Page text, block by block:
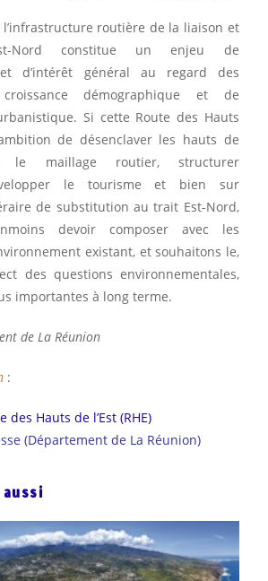
l’infrastructure routière de la liaison et
Nord constitue un enjeu de
et d’intérêt général au regard des
démographique et de
Si cette Route des Hauts
de désenclaver les hauts de
le maillage routier, structurer
le tourisme et bien sur
de substitution au trait Est-Nord,
devoir composer avec les
existant, et souhaitons le,
des questions environnementales,
importantes à long terme.
de La Réunion
:
des Hauts de l’Est (RHE)
(Département de La Réunion)